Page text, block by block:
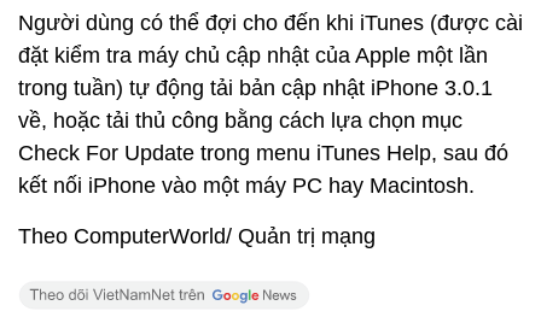
Người dùng có thể đợi cho đến khi iTunes (được cài
đặt kiểm tra máy chủ cập nhật của Apple một lần
trong tuần) tự động tải bản cập nhật iPhone 3.0.1
về, hoặc tải thủ công bằng cách lựa chọn mục
Check For Update trong menu iTunes Help, sau đó
kết nối iPhone vào một máy PC hay Macintosh.
Theo ComputerWorld/ Quản trị mạng